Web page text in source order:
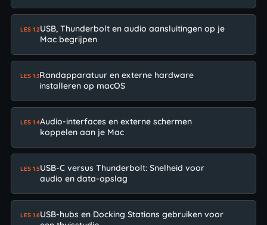
LES 1.2USB, Thunderbolt en audio aansluitingen op je
Mac begrijpen
LES 1.3Randapparatuur en externe hardware
installeren op macOS
LES 1.4Audio-interfaces en externe schermen
koppelen aan je Mac
LES 1.5USB-C versus Thunderbolt: Snelheid voor
audio en data-opslag
LES 1.6USB-hubs en Docking Stations gebruiken voor